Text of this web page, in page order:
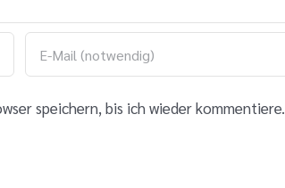
speichern, bis ich wieder kommentiere.